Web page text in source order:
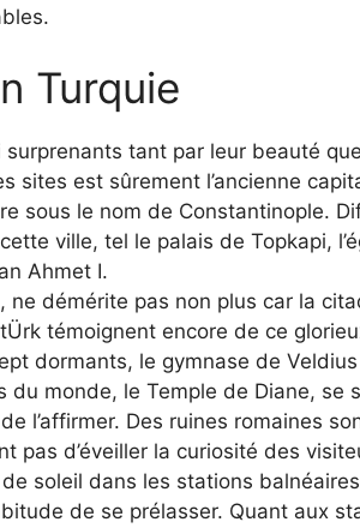
Turquie
tant par leur beauté
sites est sûrement l’ancienne
sous le nom de Constantinople.
ville, tel le palais de Topkapi,
Ahmet I.
démérite pas non plus car la
témoignent encore de ce
dormants, le gymnase de
du monde, le Temple de Diane, se
l’affirmer. Des ruines romaines
pas d’éveiller la curiosité des
soleil dans les stations
de se prélasser. Quant aux